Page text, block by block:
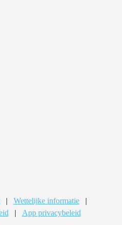
| Wettelijke informatie
|
| App privacybeleid